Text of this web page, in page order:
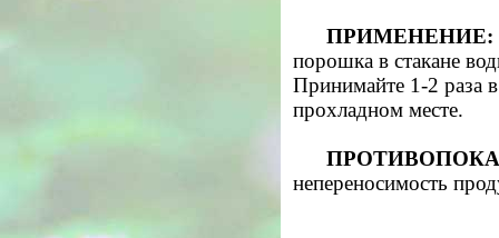
ПРИМЕНЕНИЕ:
порошка в стакане
Принимайте 1-2 раза
прохладном месте.
непереносимость